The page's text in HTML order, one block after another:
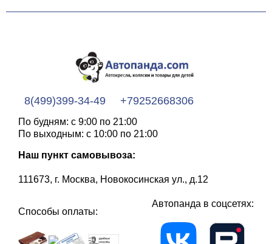
8(499)399-34-49 +79252668306
По будням: с 9:00 по 21:00
По выходным: с 10:00 по 21:00
Наш пункт самовывоза:
111673, г. Москва, Новокосинская ул., д.12
Способы оплаты:
Автопанда в соцсетях: